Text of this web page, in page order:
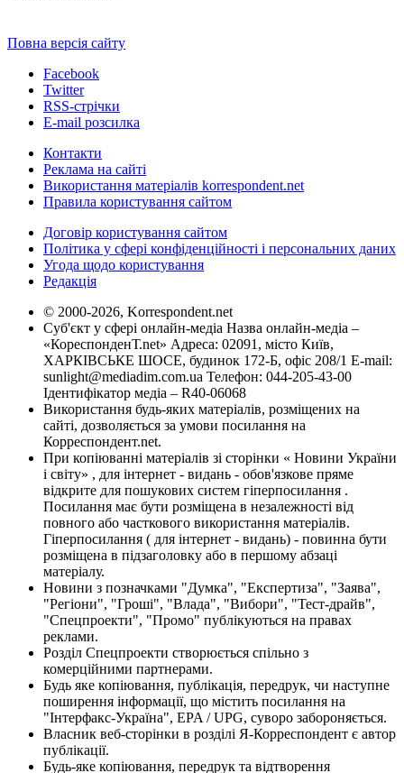
Повна версія сайту
Facebook
Twitter
RSS-стрічки
E-mail розсилка
Контакти
Реклама на сайті
Використання матеріалів korrespondent.net
Правила користування сайтом
Договір користування сайтом
Політика у сфері конфіденційності і персональних даних
Угода щодо користування
Редакція
© 2000-2026, Korrespondent.net
Суб'єкт у сфері онлайн-медіа Назва онлайн-медіа –
«КореспонденТ.net» Адреса: 02091, місто Київ,
ХАРКІВСЬКЕ ШОСЕ, будинок 172-Б, офіс 208/1 E-mail:
sunlight@mediadim.com.ua Телефон: 044-205-43-00
Ідентифікатор медіа – R40-06068
Використання будь-яких матеріалів, розміщених на
сайті, дозволяється за умови посилання на
Корреспондент.net.
При копіюванні матеріалів зі сторінки « Новини України
і світу» , для інтернет - видань - обов'язкове пряме
відкрите для пошукових систем гіперпосилання .
Посилання має бути розміщена в незалежності від
повного або часткового використання матеріалів.
Гіперпосилання ( для інтернет - видань) - повинна бути
розміщена в підзаголовку або в першому абзаці
матеріалу.
Новини з позначками "Думка", "Експертиза", "Заява",
"Регіони", "Гроші", "Влада", "Вибори", "Тест-драйв",
"Спецпроекти", "Промо" публікуються на правах
реклами.
Розділ Спецпроекти створюється спільно з
комерційними партнерами.
Будь яке копіювання, публікація, передрук, чи наступне
поширення інформації, що містить посилання на
"Інтерфакс-Україна", EPA / UPG, суворо забороняється.
Власник веб-сторінки в розділі Я-Корреспондент є автор
публікації.
Будь-яке копіювання, передрук та відтворення